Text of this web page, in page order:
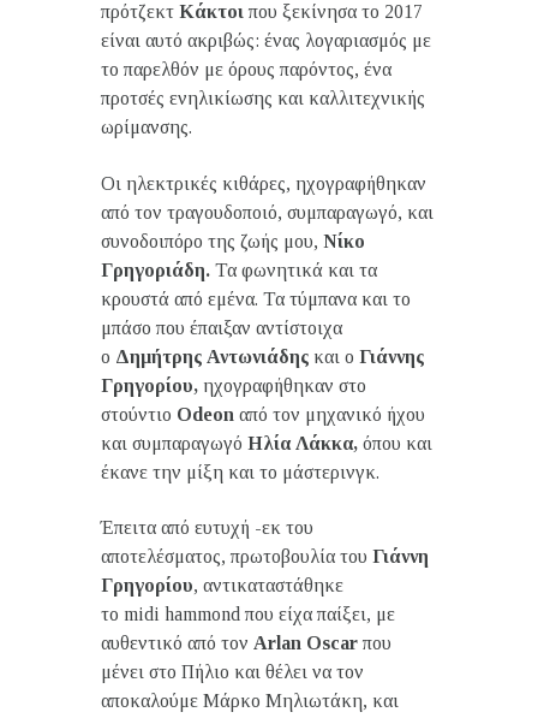
πρότζεκτ Κάκτοι που ξεκίνησα τo 2017
είναι αυτό ακριβώς: ένας λογαριασμός με
το παρελθόν με όρους παρόντος, ένα
προτσές ενηλικίωσης και καλλιτεχνικής
ωρίμανσης.
Οι ηλεκτρικές κιθάρες, ηχογραφήθηκαν
από τον τραγουδοποιό, συμπαραγωγό, και
συνοδοιπόρο της ζωής μου, Νίκο
Γρηγοριάδη. Τα φωνητικά και τα
κρουστά από εμένα. Τα τύμπανα και το
μπάσο που έπαιξαν αντίστοιχα
ο Δημήτρης Αντωνιάδης και ο Γιάννης
Γρηγορίου, ηχογραφήθηκαν στο
στούντιο Odeon από τον μηχανικό ήχου
και συμπαραγωγό Ηλία Λάκκα, όπου και
έκανε την μίξη και το μάστερινγκ.
Έπειτα από ευτυχή -εκ του
αποτελέσματος, πρωτοβουλία του Γιάννη
Γρηγορίου, αντικαταστάθηκε
το midi hammond που είχα παίξει, με
αυθεντικό από τον Arlan Oscar που
μένει στο Πήλιο και θέλει να τον
αποκαλούμε Μάρκο Μηλιωτάκη, και